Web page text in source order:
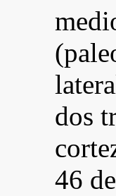
dos
46